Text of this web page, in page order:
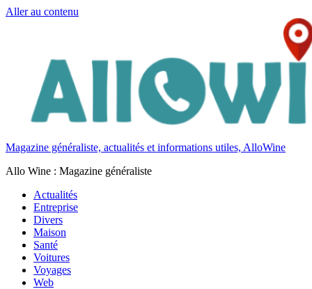
Aller au contenu
Magazine généraliste, actualités et informations utiles, AlloWine
Allo Wine : Magazine généraliste
Actualités
Entreprise
Divers
Maison
Santé
Voitures
Voyages
Web